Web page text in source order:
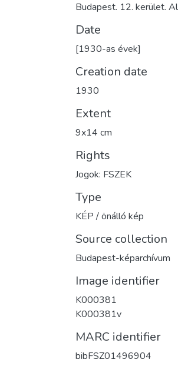
Budapest. 12. kerület.
Date
[1930-as évek]
Creation date
1930
Extent
9x14 cm
Rights
Jogok: FSZEK
Type
KÉP / önálló kép
Source collection
Budapest-képarchívum
Image identifier
K000381
K000381v
MARC identifier
bibFSZ01496904